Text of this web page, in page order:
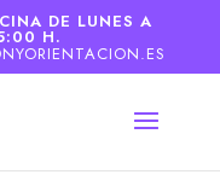
DE LUNES A
H.